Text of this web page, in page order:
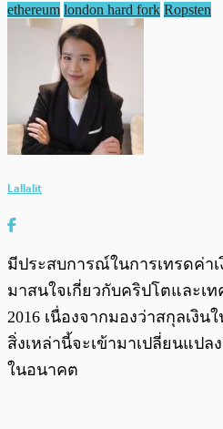
ethereum london hard fork Ropsten
Lallalit
มีประสบการณ์ในการเทรดค่า
มาสนใจเกี่ยวกับคริปโตและเ
2016 เนื่องจากมองว่าสกุลเงิ
สิ่งเหล่านี้จะเข้ามาเปลี่ยนแปล
ในอนาคต